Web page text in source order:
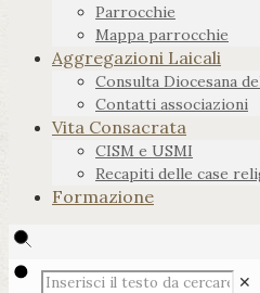
Parrocchie
Mappa parrocchie
Aggregazioni Laicali
Consulta Diocesana
Contatti associazioni
Vita Consacrata
CISM e USMI
Recapiti delle case
Formazione
✕